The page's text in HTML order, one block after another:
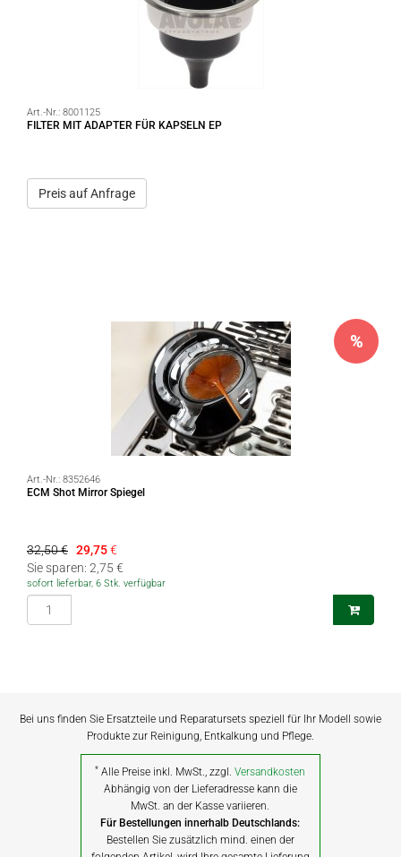
Art.-Nr.: 8001125
FILTER MIT ADAPTER FÜR KAPSELN EP
Preis auf Anfrage
Art.-Nr.: 8352646
ECM Shot Mirror Spiegel
%
32,50 € 29,75€
Sie sparen: 2,75 €
sofort lieferbar, 6 Stk. verfügbar
Bei uns finden Sie Ersatzteile und Reparatursets speziell für Ihr Modell sowie
Produkte zur Reinigung, Entkalkung und Pflege.
* Alle Preise inkl. MwSt., zzgl.Versandkosten
Abhängig von der Lieferadresse kann die
MwSt. an der Kasse variieren.
Für Bestellungen innerhalb Deutschlands:
Bestellen Sie zusätzlich mind. einen der